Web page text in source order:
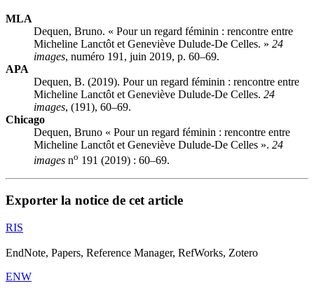
MLA
Dequen, Bruno. « Pour un regard féminin : rencontre entre
Micheline Lanctôt et Geneviève Dulude-De Celles. » 24
images, numéro 191, juin 2019, p. 60–69.
APA
Dequen, B. (2019). Pour un regard féminin : rencontre entre
Micheline Lanctôt et Geneviève Dulude-De Celles. 24
images, (191), 60–69.
Chicago
Dequen, Bruno « Pour un regard féminin : rencontre entre
Micheline Lanctôt et Geneviève Dulude-De Celles ». 24
images no 191 (2019) : 60–69.
Exporter la notice de cet article
RIS
EndNote, Papers, Reference Manager, RefWorks, Zotero
ENW